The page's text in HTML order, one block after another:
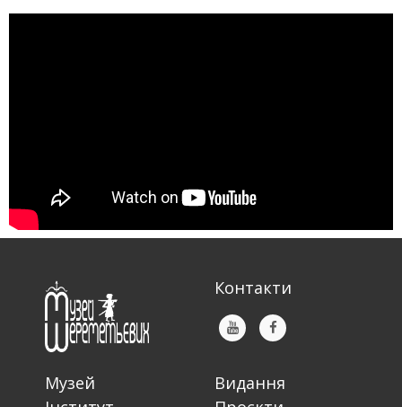
Контакти
Музей
Видання